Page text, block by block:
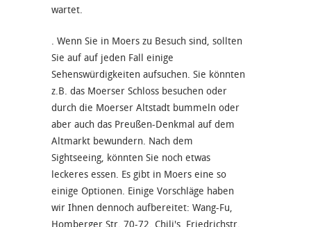
wartet.
. Wenn Sie in Moers zu Besuch sind, sollten
Sie auf auf jeden Fall einige
Sehenswürdigkeiten aufsuchen. Sie könnten
z.B. das Moerser Schloss besuchen oder
durch die Moerser Altstadt bummeln oder
aber auch das Preußen-Denkmal auf dem
Altmarkt bewundern. Nach dem
Sightseeing, könnten Sie noch etwas
leckeres essen. Es gibt in Moers eine so
einige Optionen. Einige Vorschläge haben
wir Ihnen dennoch aufbereitet: Wang-Fu,
Homberger Str. 70-72, Chili's, Friedrichstr.